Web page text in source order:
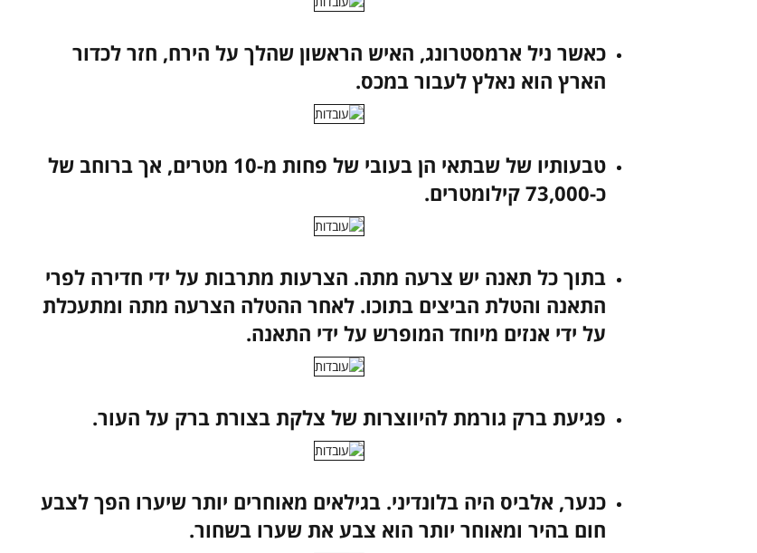
כאשר ניל ארמסטרונג, האיש הראשון שהלך על הירח, חזר לכדור
הארץ הוא נאלץ לעבור במכס.
טבעותיו של שבתאי הן בעובי של פחות מ-10 מטרים, אך ברוחב של
כ-73,000 קילומטרים.
בתוך כל תאנה יש צרעה מתה. הצרעות מתרבות על ידי חדירה לפרי
התאנה והטלת הביצים בתוכו. לאחר ההטלה הצרעה מתה ומתעכלת
על ידי אנזים מיוחד המופרש על ידי התאנה.
פגיעת ברק גורמת להיווצרות של צלקת בצורת ברק על העור.
כנער, אלביס היה בלונדיני. בגילאים מאוחרים יותר שיערו הפך לצבע
חום בהיר ומאוחר יותר הוא צבע את שערו בשחור.